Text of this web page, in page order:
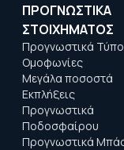
ΠΡΟΓΝΩΣΤΙΚΑ
ΣΤΟΙΧΗΜΑΤΟΣ
Προγνωστικά
Ομοφωνίες
Μεγάλα ποσοστά
Εκπλήξεις
Προγνωστικά
Ποδοσφαίρου
Προγνωστικά